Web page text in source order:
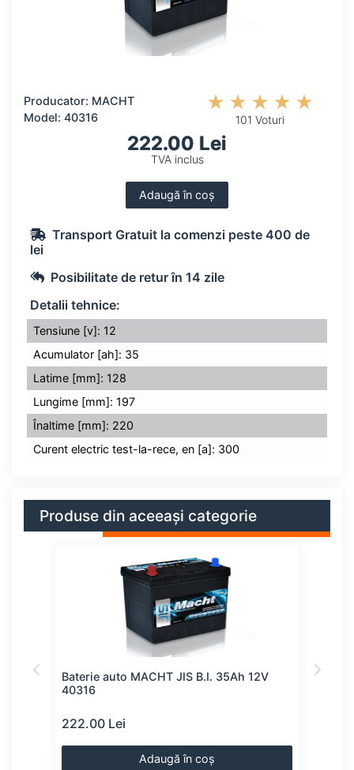
Producator: MACHT
Model: 40316
101 Voturi
222.00 Lei
TVA inclus
Adaugă în coș
Transport Gratuit la comenzi peste 400 de
lei
Posibilitate de retur în 14 zile
Detalii tehnice:
Tensiune [v]: 12
Acumulator [ah]: 35
Latime [mm]: 128
Lungime [mm]: 197
Înaltime [mm]: 220
Curent electric test-la-rece, en [a]: 300
Produse din aceeași categorie
Baterie auto MACHT JIS B.I. 35Ah 12V
40316
222.00 Lei
Adaugă în coș